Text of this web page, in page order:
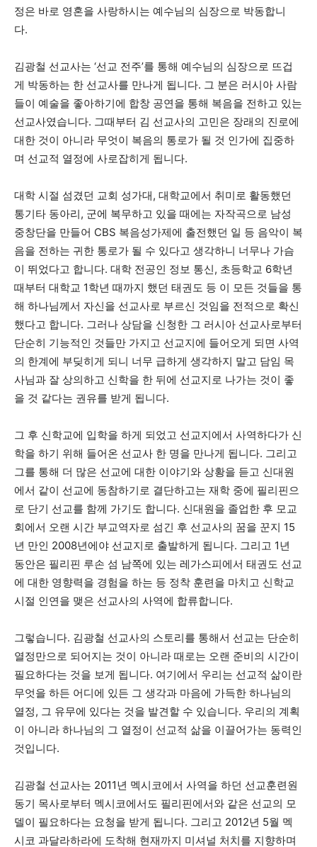
정은 바로 영혼을 사랑하시는 예수님의 심장으로 박동합니
다.
김광철 선교사는 ‘선교 전주’를 통해 예수님의 심장으로 뜨겁
게 박동하는 한 선교사를 만나게 됩니다. 그 분은 러시아 사람
들이 예술을 좋아하기에 합창 공연을 통해 복음을 전하고 있는
선교사였습니다. 그때부터 김 선교사의 고민은 장래의 진로에
대한 것이 아니라 무엇이 복음의 통로가 될 것 인가에 집중하
며 선교적 열정에 사로잡히게 됩니다.
대학 시절 섬겼던 교회 성가대, 대학교에서 취미로 활동했던
통기타 동아리, 군에 복무하고 있을 때에는 자작곡으로 남성
중창단을 만들어 CBS 복음성가제에 출전했던 일 등 음악이 복
음을 전하는 귀한 통로가 될 수 있다고 생각하니 너무나 가슴
이 뛰었다고 합니다. 대학 전공인 정보 통신, 초등학교 6학년
때부터 대학교 1학년 때까지 했던 태권도 등 이 모든 것들을 통
해 하나님께서 자신을 선교사로 부르신 것임을 전적으로 확신
했다고 합니다. 그러나 상담을 신청한 그 러시아 선교사로부터
단순히 기능적인 것들만 가지고 선교지에 들어오게 되면 사역
의 한계에 부딪히게 되니 너무 급하게 생각하지 말고 담임 목
사님과 잘 상의하고 신학을 한 뒤에 선교지로 나가는 것이 좋
을 것 같다는 권유를 받게 됩니다.
그 후 신학교에 입학을 하게 되었고 선교지에서 사역하다가 신
학을 하기 위해 들어온 선교사 한 명을 만나게 됩니다. 그리고
그를 통해 더 많은 선교에 대한 이야기와 상황을 듣고 신대원
에서 같이 선교에 동참하기로 결단하고는 재학 중에 필리핀으
로 단기 선교를 함께 가기도 합니다. 신대원을 졸업한 후 모교
회에서 오랜 시간 부교역자로 섬긴 후 선교사의 꿈을 꾼지 15
년 만인 2008년에야 선교지로 출발하게 됩니다. 그리고 1년
동안은 필리핀 루손 섬 남쪽에 있는 레가스피에서 태권도 선교
에 대한 영향력을 경험을 하는 등 정착 훈련을 마치고 신학교
시절 인연을 맺은 선교사의 사역에 합류합니다.
그렇습니다. 김광철 선교사의 스토리를 통해서 선교는 단순히
열정만으로 되어지는 것이 아니라 때로는 오랜 준비의 시간이
필요하다는 것을 보게 됩니다. 여기에서 우리는 선교적 삶이란
무엇을 하든 어디에 있든 그 생각과 마음에 가득한 하나님의
열정, 그 유무에 있다는 것을 발견할 수 있습니다. 우리의 계획
이 아니라 하나님의 그 열정이 선교적 삶을 이끌어가는 동력인
것입니다.
김광철 선교사는 2011년 멕시코에서 사역을 하던 선교훈련원
동기 목사로부터 멕시코에서도 필리핀에서와 같은 선교의 모
델이 필요하다는 요청을 받게 됩니다. 그리고 2012년 5월 멕
시코 과달라하라에 도착해 현재까지 미셔널 처치를 지향하며